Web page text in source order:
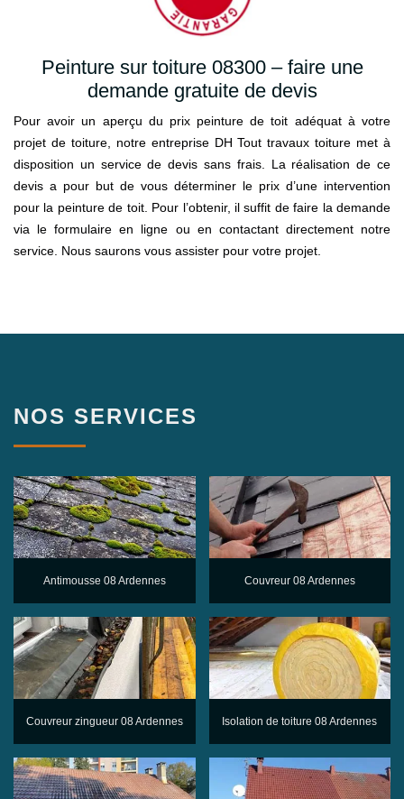
Peinture sur toiture 08300 – faire une
demande gratuite de devis
Pour avoir un aperçu du prix peinture de toit adéquat à votre
projet de toiture, notre entreprise DH Tout travaux toiture met à
disposition un service de devis sans frais. La réalisation de ce
devis a pour but de vous déterminer le prix d’une intervention
pour la peinture de toit. Pour l’obtenir, il suffit de faire la demande
via le formulaire en ligne ou en contactant directement notre
service. Nous saurons vous assister pour votre projet.
NOS SERVICES
Antimousse 08 Ardennes Couvreur 08 Ardennes
Couvreur zingueur 08 Ardennes Isolation de toiture 08 Ardennes